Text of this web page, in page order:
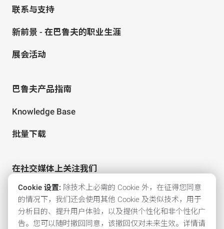
联系与支持
新前景 - 在巴鲁夫的职业生涯
展会活动
巴鲁夫产品指南
Knowledge Base
批量下载
在社交媒体上关注我们
Cookie 设置: 除技术上必需的 Cookie 外，在征得您同意
的情况下，我们还会使用其他 Cookie 及类似技术，用于
分析目的、提升用户体验，以及提供个性化和非个性化广
告。您可以随时撤回同意，该撤回仅对未来生效。详情请